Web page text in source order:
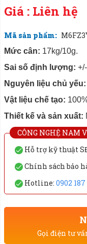
Giá : Liên hệ
Mã sản phẩm:
Mức cân: 17kg/10g.
Sai số định lượng:
Nguyên liệu chủ yếu:
Vật liệu chế tạo:
Thiết kế và sản xuất:
CÔNG NGHỆ NAM
Hỗ trợ kỹ thuật
Chính sách bảo
Hotline: 0902
Gọi điện tư